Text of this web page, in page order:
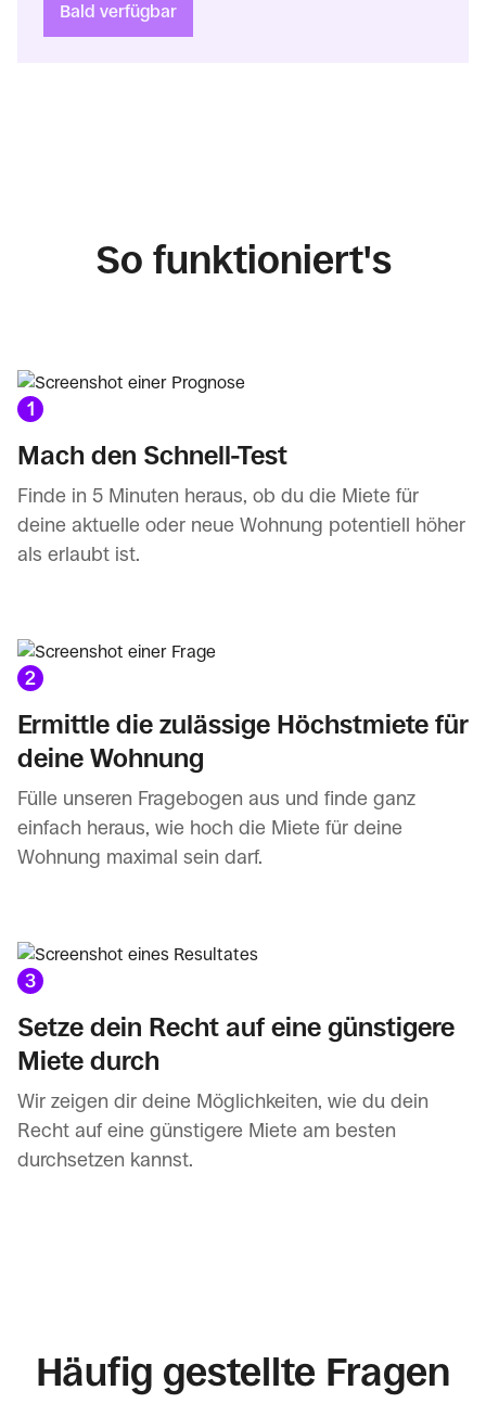
Bald verfügbar
So funktioniert's
1
Mach den Schnell-Test
Finde in 5 Minuten heraus, ob du die Miete für
deine aktuelle oder neue Wohnung potentiell höher
als erlaubt ist.
2
Ermittle die zulässige Höchstmiete für
deine Wohnung
Fülle unseren Fragebogen aus und finde ganz
einfach heraus, wie hoch die Miete für deine
Wohnung maximal sein darf.
3
Setze dein Recht auf eine günstigere
Miete durch
Wir zeigen dir deine Möglichkeiten, wie du dein
Recht auf eine günstigere Miete am besten
durchsetzen kannst.
Häufig gestellte Fragen